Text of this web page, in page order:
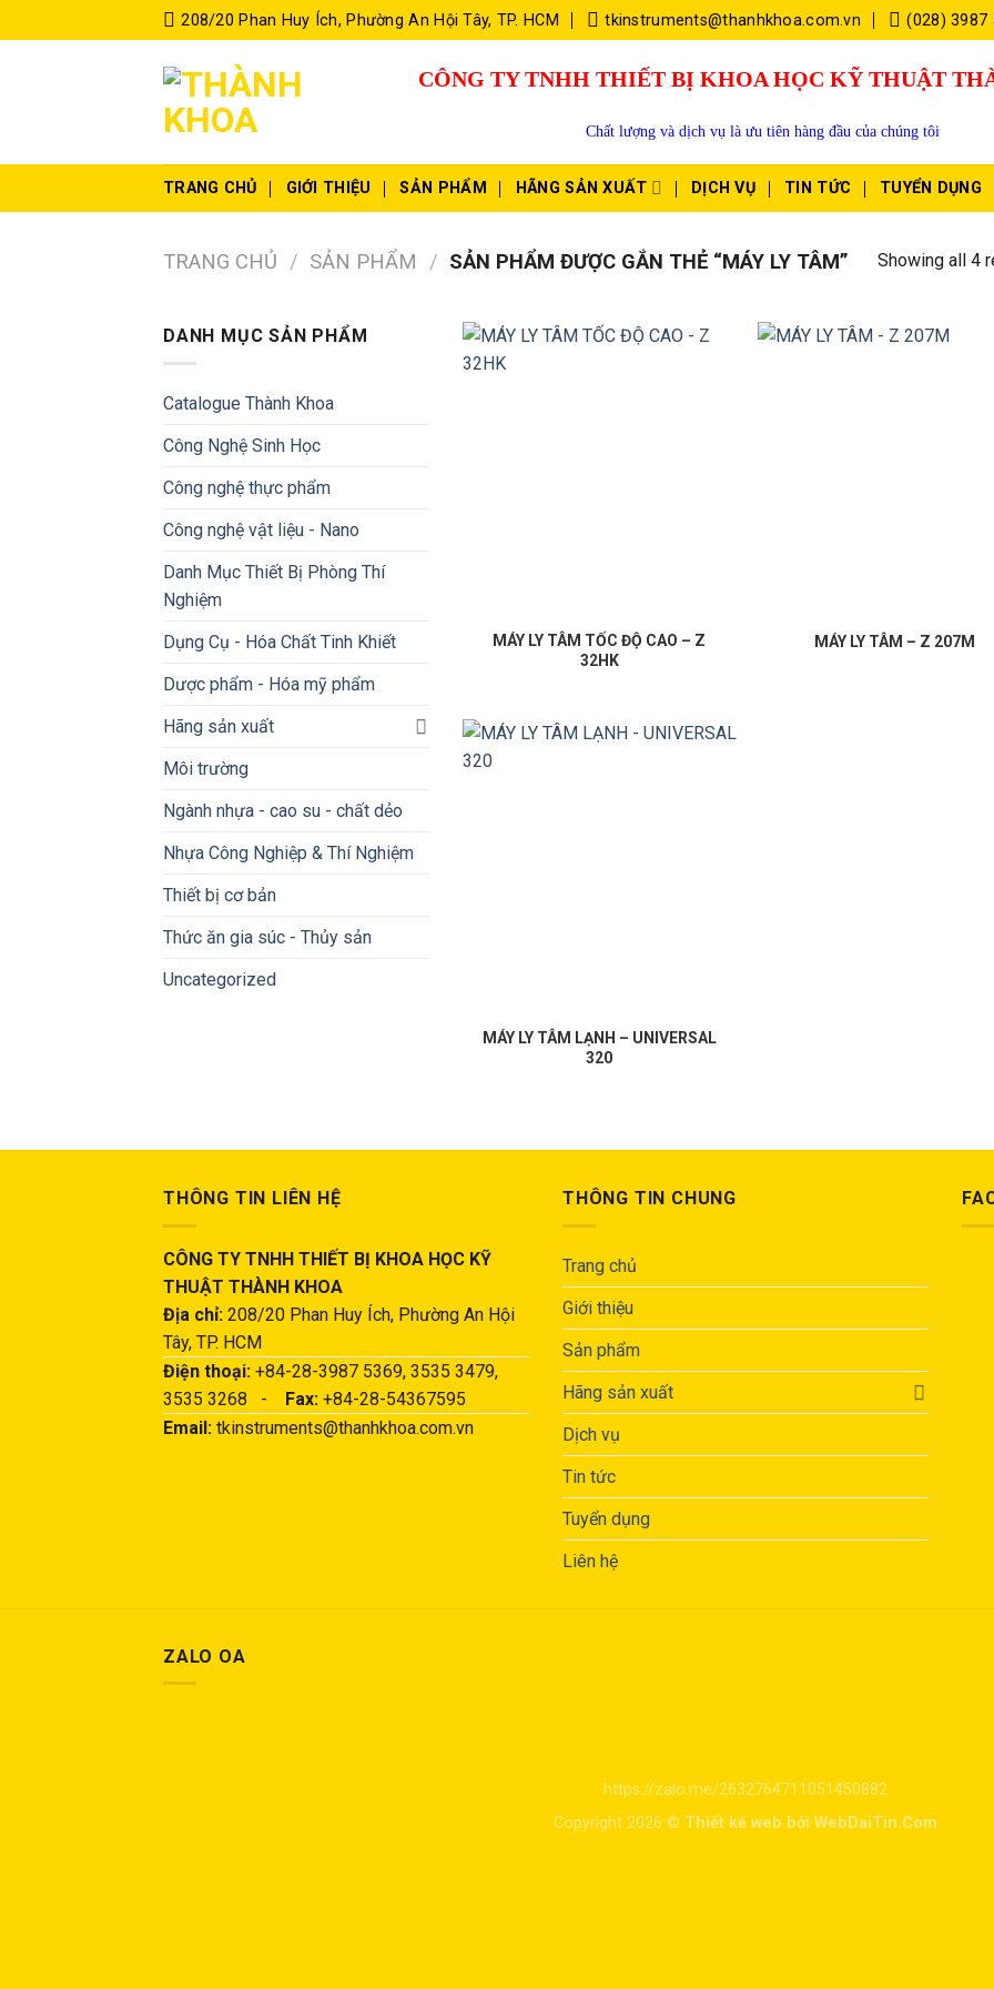
to
208/20 Phan Huy Ích, Phường An Hội Tây, TP. HCM tkinstruments@thanhkhoa.com.vn (028) 3987
CÔNG TY TNHH THIẾT BỊ KHOA HỌC KỸ THUẬT
Chất lượng và dịch vụ là ưu tiên hàng đầu của chúng tôi
TRANG CHỦ GIỚI THIỆU SẢN PHẨM HÃNG SẢN XUẤT DỊCH VỤ TIN TỨC TUYỂN DỤNG
TRANG CHỦ / SẢN PHẨM / SẢN PHẨM ĐƯỢC GẮN THẺ “MÁY LY TÂM” Showing all 4
DANH MỤC SẢN PHẨM
Catalogue Thành Khoa
Công Nghệ Sinh Học
Công nghệ thực phẩm
Công nghệ vật liệu - Nano
Danh Mục Thiết Bị Phòng Thí
Nghiệm
Dụng Cụ - Hóa Chất Tinh Khiết
Dược phẩm - Hóa mỹ phẩm
Hãng sản xuất
Môi trường
Ngành nhựa - cao su - chất dẻo
Nhựa Công Nghiệp & Thí Nghiệm
Thiết bị cơ bản
Thức ăn gia súc - Thủy sản
Uncategorized
MÁY LY TÂM TỐC ĐỘ CAO – Z
32HK
MÁY LY TÂM – Z 207M
MÁY LY TÂM LẠNH – UNIVERSAL
320
THÔNG TIN LIÊN HỆ
CÔNG TY TNHH THIẾT BỊ KHOA HỌC KỸ
THUẬT THÀNH KHOA
Địa chỉ: 208/20 Phan Huy Ích, Phường An Hội
Tây, TP. HCM
Điện thoại: +84-28-3987 5369, 3535 3479,
3535 3268 - Fax: +84-28-54367595
Email: tkinstruments@thanhkhoa.com.vn
THÔNG TIN CHUNG
Trang chủ
Giới thiệu
Sản phẩm
Hãng sản xuất
Dịch vụ
Tin tức
Tuyển dụng
Liên hệ
ZALO OA
https://zalo.me/2632764711051450882
Copyright 2026 © Thiết kế web bởi WebDaiTin.Com